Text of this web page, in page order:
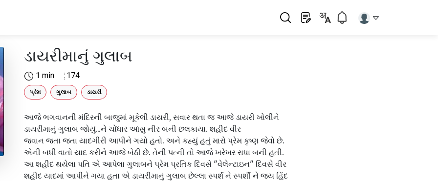
ડાયરીમાનું ગુલાબ
1 min 174
પ્રેમ ગુલાબ ડાયરી
આજે ભગવાનની મંદિરની બાજુમાં મૂકેલી ડાયરી, સવાર થતા જ આજે ડાયરી ખોલીને
ડાયરીમાનું ગુલાબ જોયું...ને ચોંધાર આંસુ નીર બની છલકાયા. શહીદ વીર
જવાન જતા જતા યાદગીરી આપીને ગયો હતો. અને કહ્યું હતું મારો પ્રેમ કૃષ્ણ જેવો છે.
એની બધી વાતો યાદ કરીને આજે બેઠી છે. તેની પત્ની તો આજે ખરેખર રાધા બની હતી.
આ શહીદ થયેલા પતિ એ આપેલા ગુલાબને પ્રેમ પ્રતિક દિવસે "વેલેન્ટાઇન" દિવસે વીર
શહીદ યાદમાં આપીને ગયા હતા એ ડાયરીમાનું ગુલાબ છેલ્લા સ્પર્શ ને સ્પર્શી ને જય હિંદ